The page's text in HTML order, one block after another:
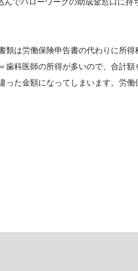
労働保険申告書の代わりに所得
科医師の所得が多いので、合計額
た金額になってしまいます。労働